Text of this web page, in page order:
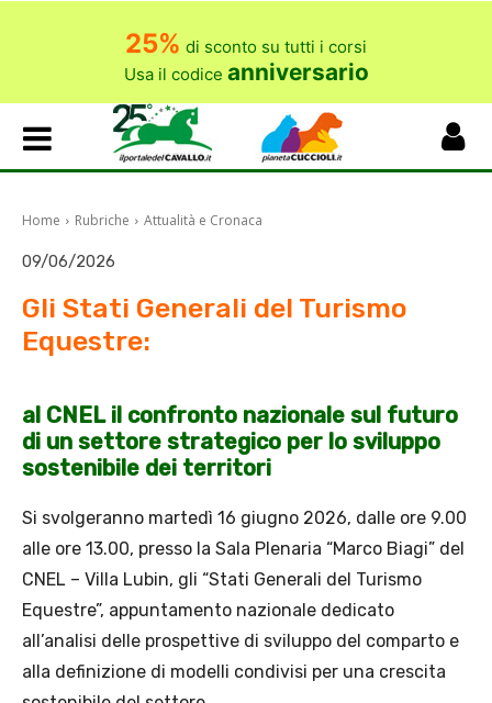
25% di sconto su tutti i corsi
Usa il codice anniversario
Home Rubriche Attualità e Cronaca
09/06/2026
Gli Stati Generali del Turismo
Equestre:
al CNEL il confronto nazionale sul futuro
di un settore strategico per lo sviluppo
sostenibile dei territori
Si svolgeranno martedì 16 giugno 2026, dalle ore 9.00
alle ore 13.00, presso la Sala Plenaria “Marco Biagi” del
CNEL – Villa Lubin, gli “Stati Generali del Turismo
Equestre”, appuntamento nazionale dedicato
all’analisi delle prospettive di sviluppo del comparto e
alla definizione di modelli condivisi per una crescita